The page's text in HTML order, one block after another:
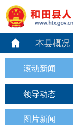
本县概况
滚动新闻
领导动态
图片新闻